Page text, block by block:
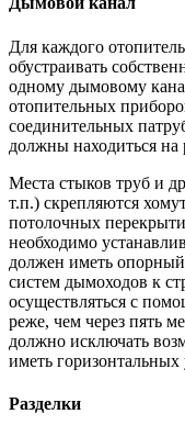
Для каждого
обустраивать
одному дымовому
отопительных
соединительных
должны находиться на
Места стыков труб и
т.п.) скрепляются
потолочных
необходимо
должен иметь
систем дымоходов к
осуществляться с
реже, чем через пять
должно исключать
иметь
Разделки